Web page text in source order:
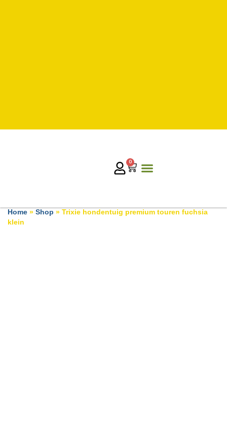
0
Home » Shop » Trixie hondentuig premium touren fuchsia
klein